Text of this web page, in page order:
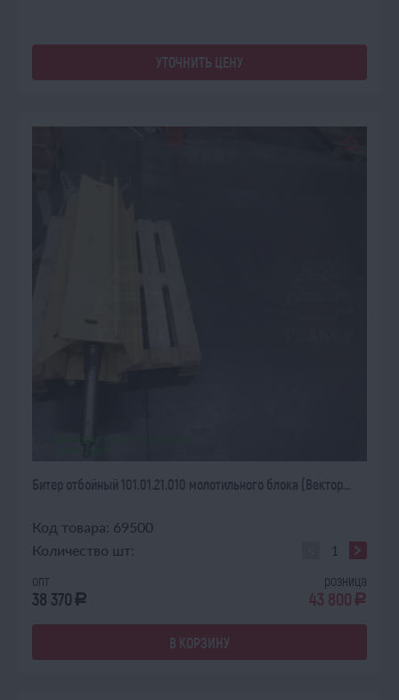
УТОЧНИТЬ ЦЕНУ
Битер отбойный 101.01.21.010 молотильного блока (Вектор...
Код товара: 69500
Количество шт:
опт
38 370 a
розница
43 800 a
В КОРЗИНУ